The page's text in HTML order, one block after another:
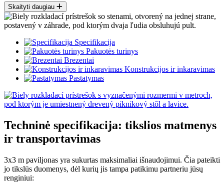
Skaityti daugiau
Specifikacija
Pakuotės turinys
Brezentai
Konstrukcijos ir inkaravimas
Pastatymas
Techninė specifikacija: tikslios matmenys
ir transportavimas
3x3 m paviljonas yra sukurtas maksimaliai išnaudojimui. Čia pateikti
jo tikslūs duomenys, dėl kurių jis tampa patikimu partneriu jūsų
renginiui: